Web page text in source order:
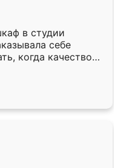
в студии
себе
когда качеством
кухня уже почти